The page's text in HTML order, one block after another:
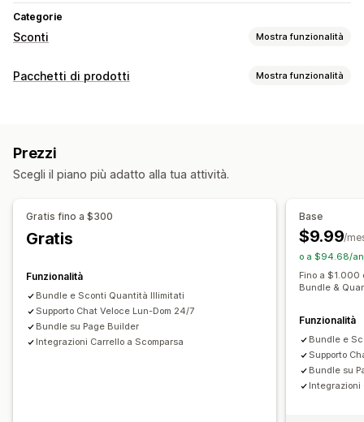
Categorie
Sconti Mostra funzionalità
Tipo di sconto
Sconti sul carrello
Sconti di upselling
Gestione sconti
Segmentazione
Pacchetti di prodotti Mostra funzionalità
Pacchetti di upselling
Prodotti digitali Pacchetti personalizzati
Sconti sui volumi
Paga uno, prendi due
Prezzi
Scegli il piano più adatto alla tua attività.
Gratis fino a $300
Gratis
Funzionalità
Bundle e Sconti Quantità Illimitati
Supporto Chat Veloce Lun-Dom 24/7
Bundle su Page Builder
Integrazioni Carrello a Scomparsa
Base
$9.99/
o a $94.68/
Fino a $1.000
Bundle &
Funzionalità
Bundle e
Supporto
Bundle su
Integrazioni